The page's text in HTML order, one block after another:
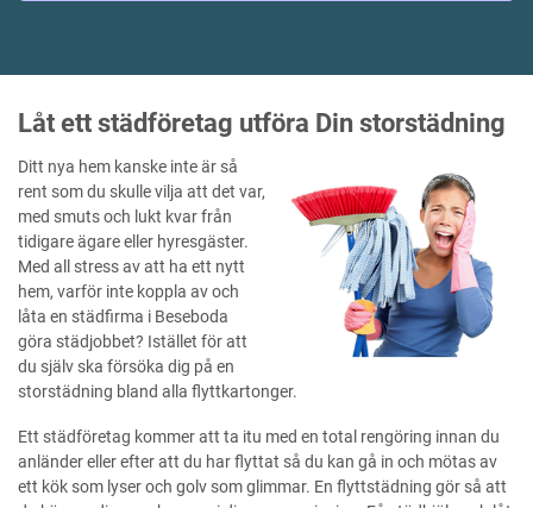
Låt ett städföretag utföra Din storstädning
Ditt nya hem kanske inte är så
rent som du skulle vilja att det var,
med smuts och lukt kvar från
tidigare ägare eller hyresgäster.
Med all stress av att ha ett nytt
hem, varför inte koppla av och
låta en städfirma i Beseboda
göra städjobbet? Istället för att
du själv ska försöka dig på en
storstädning bland alla flyttkartonger.
Ett städföretag kommer att ta itu med en total rengöring innan du
anländer eller efter att du har flyttat så du kan gå in och mötas av
ett kök som lyser och golv som glimmar. En flyttstädning gör så att